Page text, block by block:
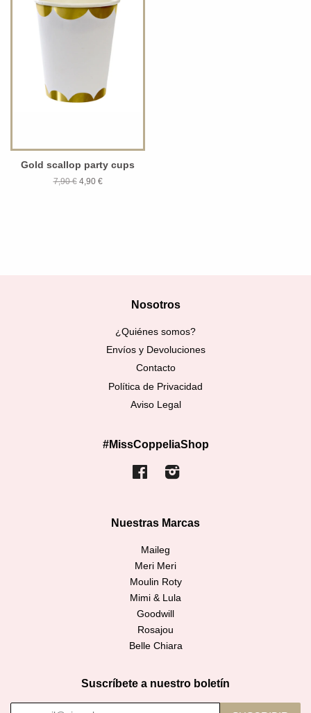
Gold scallop party cups
7,90 €4,90 €
Nosotros
¿Quiénes somos?
Envíos y Devoluciones
Contacto
Política de Privacidad
Aviso Legal
#MissCoppeliaShop
FacebookInstagram
Nuestras Marcas
Maileg
Meri Meri
Moulin Roty
Mimi & Lula
Goodwill
Rosajou
Belle Chiara
Suscríbete a nuestro boletín